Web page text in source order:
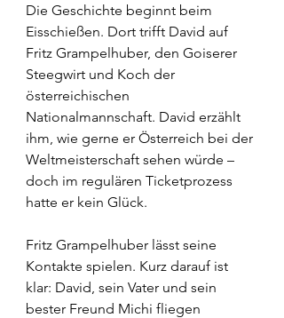
Die Geschichte beginnt beim
Eisschießen. Dort trifft David auf
Fritz Grampelhuber, den Goiserer
Steegwirt und Koch der
österreichischen
Nationalmannschaft. David erzählt
ihm, wie gerne er Österreich bei der
Weltmeisterschaft sehen würde –
doch im regulären Ticketprozess
hatte er kein Glück.
Fritz Grampelhuber lässt seine
Kontakte spielen. Kurz darauf ist
klar: David, sein Vater und sein
bester Freund Michi fliegen